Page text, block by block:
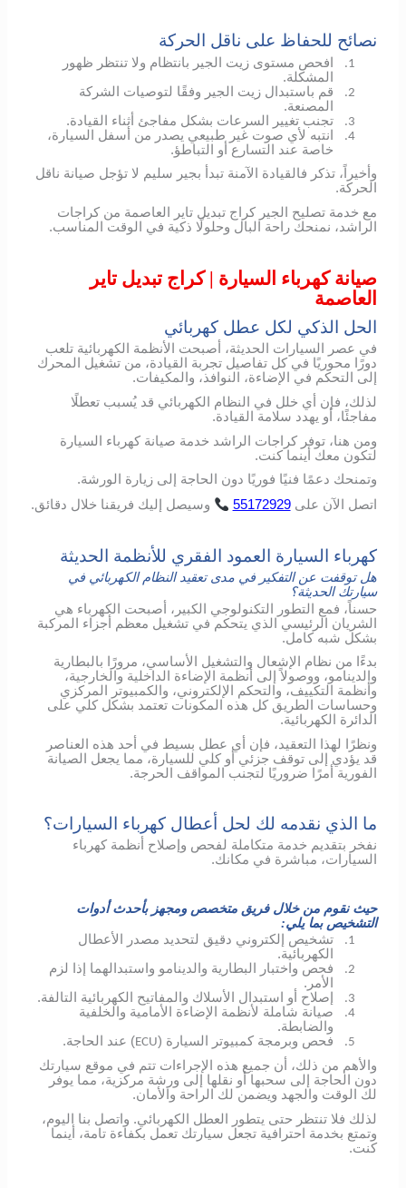
نصائح للحفاظ على ناقل الحركة
1.
افحص مستوى زيت الجير بانتظام ولا تنتظر ظهور
المشكلة.
2.
قم باستبدال زيت الجير وفقًا لتوصيات الشركة
المصنعة.
3. تجنب تغيير السرعات بشكل مفاجئ أثناء القيادة.
4.
انتبه لأي صوت غير طبيعي يصدر من أسفل السيارة،
خاصة عند التسارع أو التباطؤ.
وأخيراً، تذكر فالقيادة الآمنة تبدأ بجير سليم لا تؤجل صيانة ناقل
الحركة.
مع خدمة تصليح الجير كراج تبديل تاير العاصمة من كراجات
الراشد، نمنحك راحة البال وحلولًا ذكية في الوقت المناسب.
صيانة كهرباء السيارة | كراج تبديل تاير
العاصمة
الحل الذكي لكل عطل كهربائي
في عصر السيارات الحديثة، أصبحت الأنظمة الكهربائية تلعب
دورًا محوريًا في كل تفاصيل تجربة القيادة، من تشغيل المحرك
إلى التحكم في الإضاءة، النوافذ، والمكيفات.
لذلك، فإن أي خلل في النظام الكهربائي قد يُسبب تعطلًا
مفاجئًا، أو يهدد سلامة القيادة.
ومن هنا، توفر كراجات الراشد خدمة صيانة كهرباء السيارة
لتكون معك أينما كنت.
وتمنحك دعمًا فنيًا فوريًا دون الحاجة إلى زيارة الورشة.
اتصل
الآن على 55172929 وسيصل إليك فريقنا خلال دقائق.
كهرباء السيارة العمود الفقري للأنظمة الحديثة
هل توقفت عن التفكير في مدى تعقيد النظام الكهربائي في
سيارتك الحديثة؟
حسناً، فمع التطور التكنولوجي الكبير، أصبحت الكهرباء هي
الشريان الرئيسي الذي يتحكم في تشغيل معظم أجزاء المركبة
بشكل شبه كامل.
بدءًا من نظام الإشعال والتشغيل الأساسي، مرورًا بالبطارية
والدينامو، ووصولاً إلى أنظمة الإضاءة الداخلية والخارجية،
وأنظمة التكييف، والتحكم الإلكتروني، والكمبيوتر المركزي
وحساسات الطريق كل هذه المكونات تعتمد بشكل كلي على
الدائرة الكهربائية.
ونظرًا لهذا التعقيد، فإن أي عطل بسيط في أحد هذه العناصر
قد يؤدي إلى توقف جزئي أو كلي للسيارة، مما يجعل الصيانة
الفورية أمرًا ضروريًا لتجنب المواقف الحرجة.
ما الذي نقدمه لك لحل أعطال كهرباء السيارات؟
نفخر بتقديم خدمة متكاملة لفحص وإصلاح أنظمة كهرباء
السيارات، مباشرة في مكانك.
حيث نقوم من خلال فريق متخصص ومجهز بأحدث أدوات
التشخيص بما يلي:
1.
تشخيص إلكتروني دقيق لتحديد مصدر الأعطال
الكهربائية.
2.
فحص واختبار البطارية والدينامو واستبدالهما إذا لزم
الأمر.
3. إصلاح أو استبدال الأسلاك والمفاتيح الكهربائية التالفة.
4.
صيانة شاملة لأنظمة الإضاءة الأمامية والخلفية
والضابطة.
5. فحص وبرمجة كمبيوتر السيارة (ECU) عند الحاجة.
والأهم من ذلك، أن جميع هذه الإجراءات تتم في موقع سيارتك
دون الحاجة إلى سحبها أو نقلها إلى ورشة مركزية، مما يوفر
لك الوقت والجهد ويضمن لك الراحة والأمان.
لذلك فلا تنتظر حتى يتطور العطل الكهربائي. واتصل بنا اليوم،
وتمتع بخدمة احترافية تجعل سيارتك تعمل بكفاءة تامة، أينما
كنت.